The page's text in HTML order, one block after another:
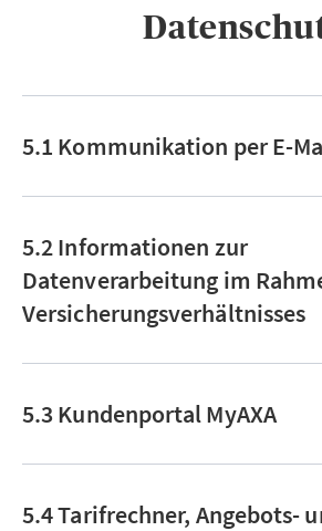
5.1 Kommunikation per E-
5.2 Informationen zur
Datenverarbeitung im
Versicherungsverhältnisses
5.3 Kundenportal MyAXA
5.4 Tarifrechner, Angebots-